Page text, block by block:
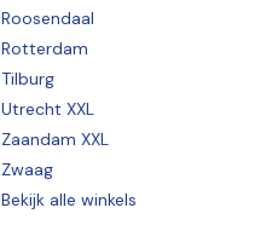
Roosendaal
Rotterdam
Tilburg
Utrecht XXL
Zaandam XXL
Zwaag
Bekijk alle winkels